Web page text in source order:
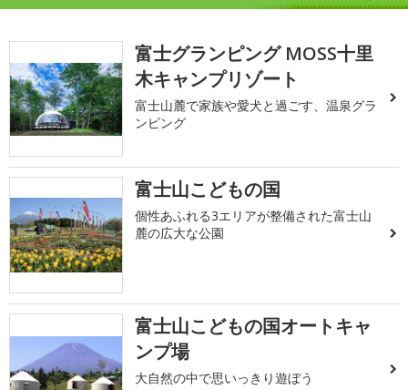
富士グランピング MOSS十里
木キャンプリゾート
富士山麓で家族や愛犬と過ごす、温泉グラ
ンピング
富士山こどもの国
個性あふれる3エリアが整備された富士山
麓の広大な公園
富士山こどもの国オートキャ
ンプ場
大自然の中で思いっきり遊ぼう